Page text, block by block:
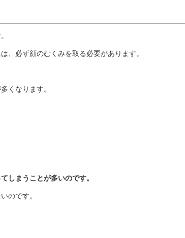
、必ず顔のむくみを取る必要があります。
くなります。
しまうことが多いのです。
のです。